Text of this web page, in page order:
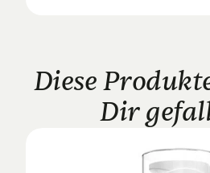
Diese
Dir